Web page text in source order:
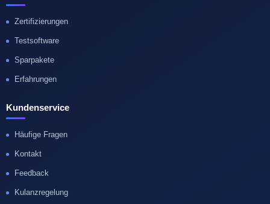
Zertifizierungen
Testsoftware
Sparpakete
Erfahrungen
Kundenservice
Häufige Fragen
Kontakt
Feedback
Kulanzregelung